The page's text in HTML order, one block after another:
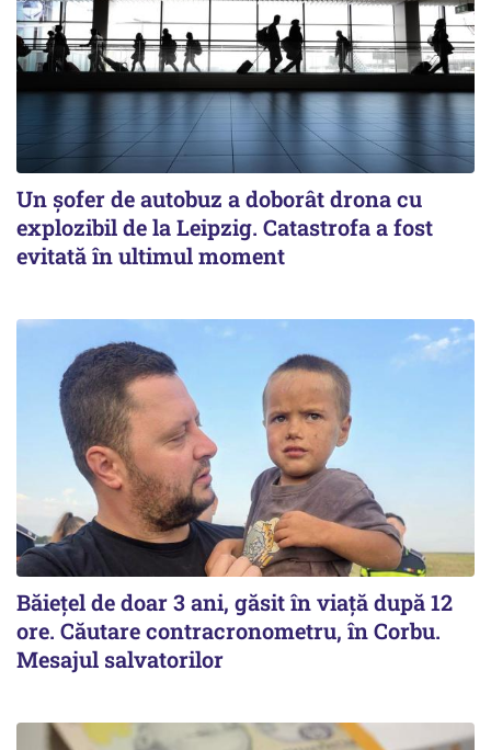
Un șofer de autobuz a doborât drona cu
explozibil de la Leipzig. Catastrofa a fost
evitată în ultimul moment
Băiețel de doar 3 ani, găsit în viață după 12
ore. Căutare contracronometru, în Corbu.
Mesajul salvatorilor